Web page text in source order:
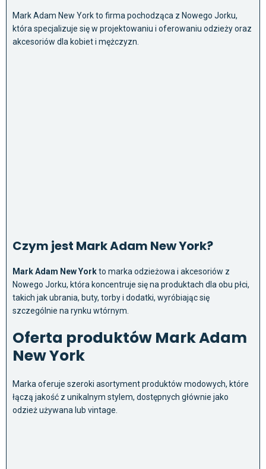
Mark Adam New York to firma pochodząca z Nowego Jorku,
która specjalizuje się w projektowaniu i oferowaniu odzieży oraz
akcesoriów dla kobiet i mężczyzn.
Czym jest Mark Adam New York?
Mark Adam New Yorkto marka odzieżowa i akcesoriów z
Nowego Jorku, która koncentruje się na produktach dla obu płci,
takich jak ubrania, buty, torby i dodatki, wyróbiając się
szczególnie na rynku wtórnym.
Oferta produktów Mark Adam
New York
Marka oferuje szeroki asortyment produktów modowych, które
łączą jakość z unikalnym stylem, dostępnych głównie jako
odzież używana lub vintage.